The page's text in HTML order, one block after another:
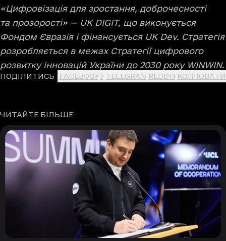
«Цифровізація для зростання, доброчесності
та прозорості» — UK DIGIT, що виконується
Фондом Євразія і фінансується UK Dev. Стратегія
розробляється в межах Стратегії цифрового
розвитку інновацій України до 2030 року WINWIN.
ПОДІЛИТИСЬ FACEBOOK X TELEGRAM REDDIT КОПІЮВАТИ
ЧИТАЙТЕ БІЛЬШЕ